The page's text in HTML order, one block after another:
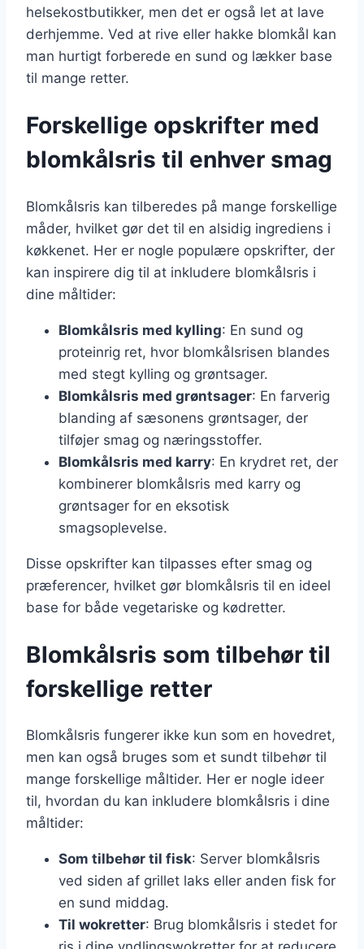
helsekostbutikker, men det er også let at lave
derhjemme. Ved at rive eller hakke blomkål kan
man hurtigt forberede en sund og lækker base
til mange retter.
Forskellige opskrifter med
blomkålsris til enhver smag
Blomkålsris kan tilberedes på mange forskellige
måder, hvilket gør det til en alsidig ingrediens i
køkkenet. Her er nogle populære opskrifter, der
kan inspirere dig til at inkludere blomkålsris i
dine måltider:
Blomkålsris med kylling: En sund og
proteinrig ret, hvor blomkålsrisen blandes
med stegt kylling og grøntsager.
Blomkålsris med grøntsager: En farverig
blanding af sæsonens grøntsager, der
tilføjer smag og næringsstoffer.
Blomkålsris med karry: En krydret ret, der
kombinerer blomkålsris med karry og
grøntsager for en eksotisk
smagsoplevelse.
Disse opskrifter kan tilpasses efter smag og
præferencer, hvilket gør blomkålsris til en ideel
base for både vegetariske og kødretter.
Blomkålsris som tilbehør til
forskellige retter
Blomkålsris fungerer ikke kun som en hovedret,
men kan også bruges som et sundt tilbehør til
mange forskellige måltider. Her er nogle ideer
til, hvordan du kan inkludere blomkålsris i dine
måltider:
Som tilbehør til fisk: Server blomkålsris
ved siden af grillet laks eller anden fisk for
en sund middag.
Til wokretter: Brug blomkålsris i stedet for